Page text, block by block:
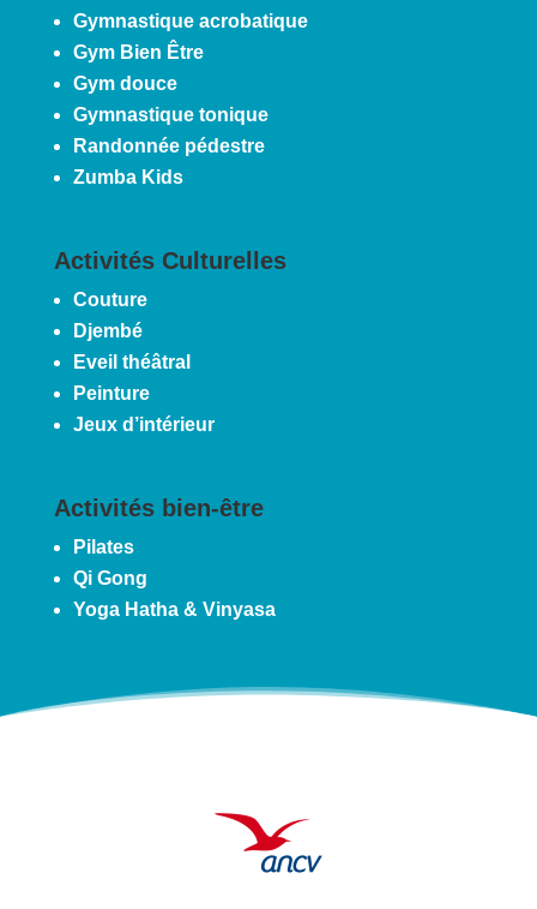
Gymnastique acrobatique
Gym Bien Être
Gym douce
Gymnastique tonique
Randonnée pédestre
Zumba Kids
Activités Culturelles
Couture
Djembé
Eveil théâtral
Peinture
Jeux d’intérieur
Activités bien-être
Pilates
Qi Gong
Yoga Hatha & Vinyasa